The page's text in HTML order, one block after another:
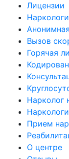
Лицензии
Вызов
Горячая
Нарколог
Прием
О центре